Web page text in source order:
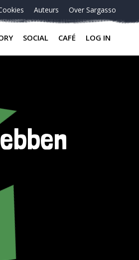
Auteurs Over Sargasso
SOCIAL CAFÉ LOG IN